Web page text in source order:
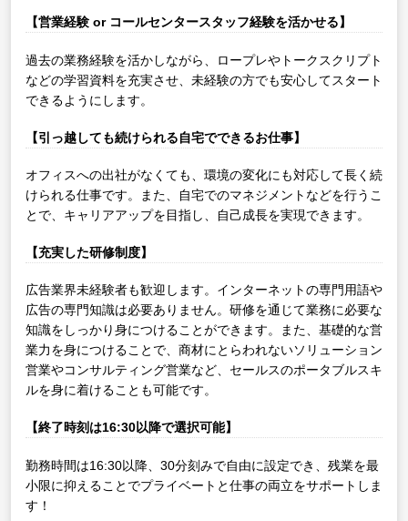
【営業経験 or コールセンタースタッフ経験を活かせる】
過去の業務経験を活かしながら、ロープレやトークスクリプト
などの学習資料を充実させ、未経験の方でも安心してスタート
できるようにします。
【引っ越しても続けられる自宅でできるお仕事】
オフィスへの出社がなくても、環境の変化にも対応して長く続
けられる仕事です。また、自宅でのマネジメントなどを行うこ
とで、キャリアアップを目指し、自己成長を実現できます。
【充実した研修制度】
広告業界未経験者も歓迎します。インターネットの専門用語や
広告の専門知識は必要ありません。研修を通じて業務に必要な
知識をしっかり身につけることができます。また、基礎的な営
業力を身につけることで、商材にとらわれないソリューション
営業やコンサルティング営業など、セールスのポータブルスキ
ルを身に着けることも可能です。
【終了時刻は16:30以降で選択可能】
勤務時間は16:30以降、30分刻みで自由に設定でき、残業を最
小限に抑えることでプライベートと仕事の両立をサポートしま
す！